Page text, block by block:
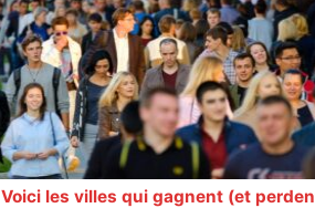
Voici les villes qui gagnent (et